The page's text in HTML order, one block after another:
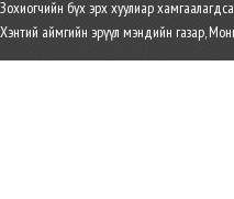
Зохиогчийн бүх эрх хуулиар
Хэнтий аймгийн эрүүл мэндийн газар,